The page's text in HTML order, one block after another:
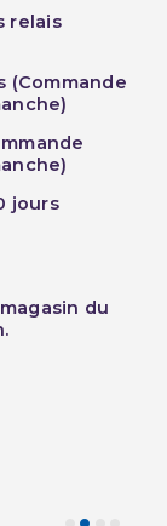
relais
(Commande
jours
du